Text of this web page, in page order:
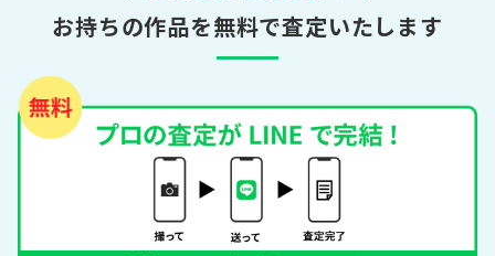
お持ちの作品を無料で査定いたします